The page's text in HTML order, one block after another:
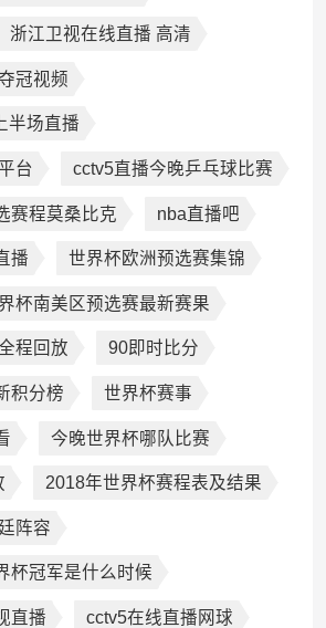
浙江卫视在线直播 高清
冠视频
半场直播
台 cctv5直播今晚乒乓球比赛
赛程莫桑比克 nba直播吧
播 世界杯欧洲预选赛集锦
杯南美区预选赛最新赛果
程回放 90即时比分
积分榜 世界杯赛事
今晚世界杯哪队比赛
2018年世界杯赛程表及结果
阵容
杯冠军是什么时候
直播 cctv5在线直播网球